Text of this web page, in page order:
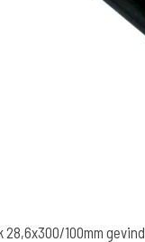
100mm gevind